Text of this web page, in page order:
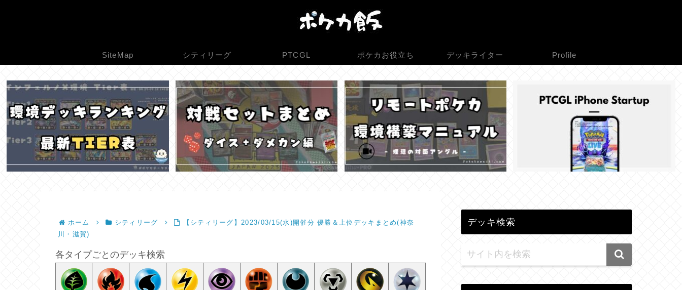
SiteMap シティリーグ PTCGL ポケカお役立ち デッキライター Profile
ホーム シティリーグ
【シティリーグ】2023/03/15(水)開催分 優勝＆上位デッキまとめ(神奈
川・滋賀)
各タイプごとのデッキ検索
デッキ検索